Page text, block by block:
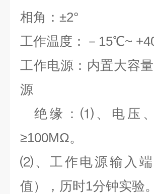
相角： ±2°
工作温度：－ 15℃~
工作电源：内置大容
源
绝缘：⑴、电压
≥100MΩ。
⑵、工作电源输入
值），历时1分钟实验。